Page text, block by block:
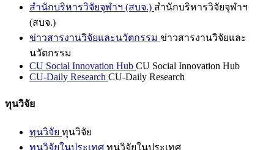
สำนักบริหารวิจัยจุฬาฯ (สบจ.) สำนักบริหารวิจัยจุฬาฯ
(สบจ.)
ข่าวสารงานวิจัยและนวัตกรรม ข่าวสารงานวิจัยและ
นวัตกรรม
CU Social Innovation Hub CU Social Innovation Hub
CU-Daily Research CU-Daily Research
ทุนวิจัย
ทุนวิจัย ทุนวิจัย
ทุนวิจัยในประเทศ ทุนวิจัยในประเทศ